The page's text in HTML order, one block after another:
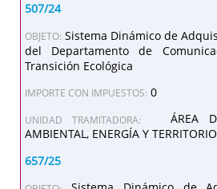
507/24
OBJETO: Sistema Dinámico de
del Departamento de
Transición Ecológica
IMPORTE CON IMPUESTOS: 0
UNIDAD TRAMITADORA:
ÁREA
AMBIENTAL, ENERGÍA Y
657/25